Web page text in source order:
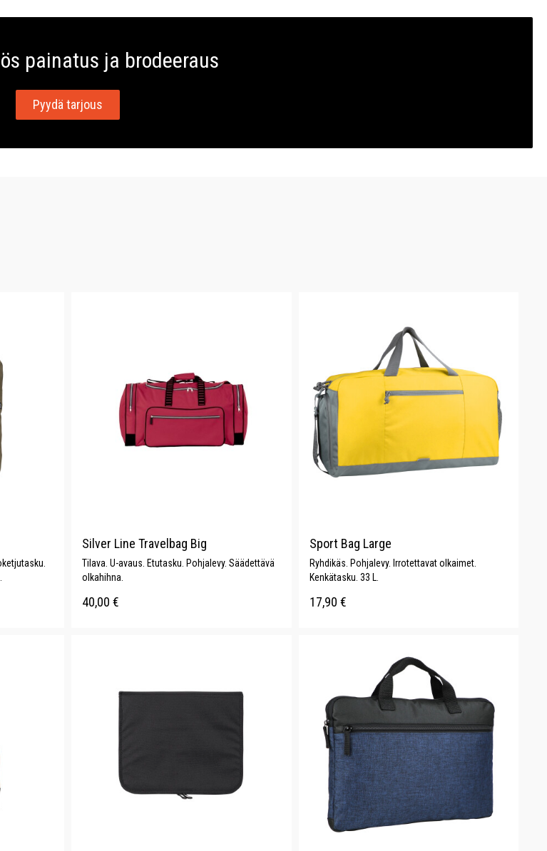
painatus ja brodeeraus
Pyydä tarjous
Silver Line Travelbag Big
Tilava. U-avaus. Etutasku. Pohjalevy. Säädettävä
olkahihna.
40,00 €
Sport Bag Large
Ryhdikäs. Pohjalevy. Irrotettavat olkaimet.
Kenkätasku. 33 L.
17,90 €